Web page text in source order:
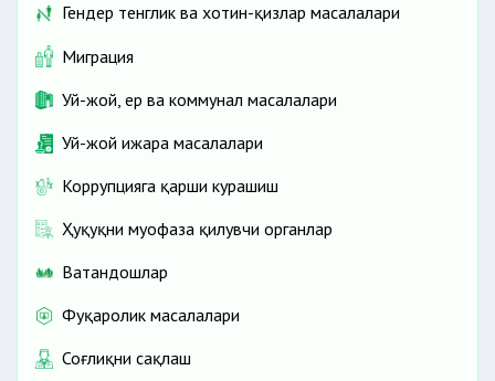
Гендер тенглик ва хотин-қизлар масалалари
Миграция
Уй-жой, ер ва коммунал масалалари
Уй-жой ижара масалалари
Коррупцияга қарши курашиш
Ҳуқуқни муҳофаза қилувчи органлар
Ватандошлар
Фуқаролик масалалари
Соғлиқни сақлаш